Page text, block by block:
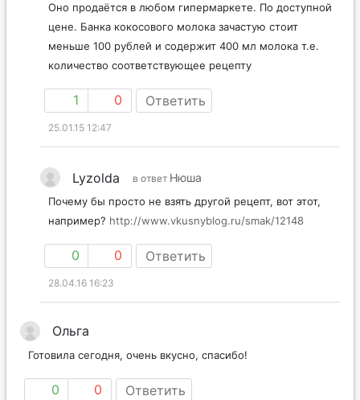
Оно продаётся в любом гипермаркете. По доступной
цене. Банка кокосового молока зачастую стоит
меньше 100 рублей и содержит 400 мл молока т.е.
количество соответствующее рецепту
1 0 Ответить
25.01.15 12:47
Lyzolda в ответ Нюша
Почему бы просто не взять другой рецепт, вот этот,
например? http://www.vkusnyblog.ru/smak/12148
0 0 Ответить
28.04.16 16:23
Ольга
Готовила сегодня, очень вкусно, спасибо!
0 0 Ответить